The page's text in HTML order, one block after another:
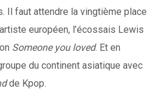
Il faut attendre la vingtième place
européen, l’écossais Lewis
Someone you loved. Et en
du continent asiatique avec
de Kpop.